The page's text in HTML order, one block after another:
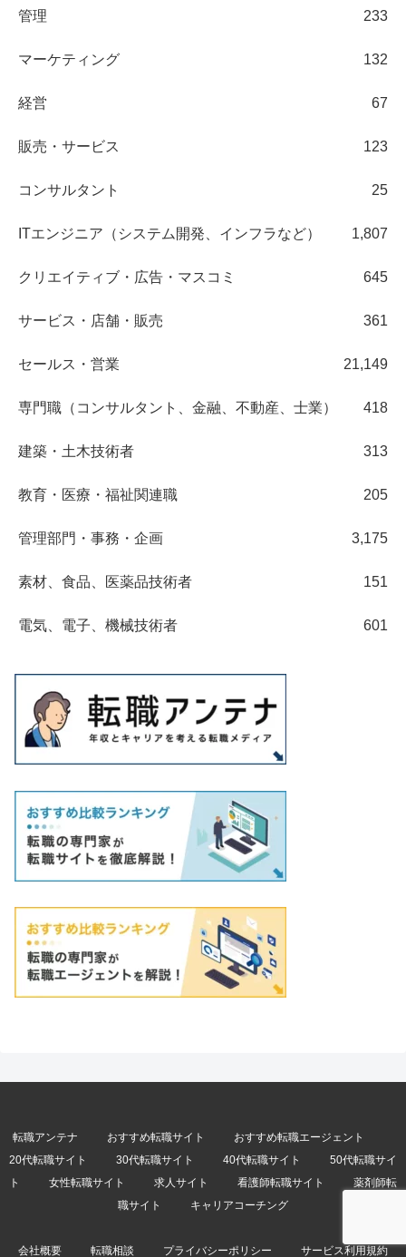
管理 233
マーケティング 132
経営 67
販売・サービス 123
コンサルタント 25
ITエンジニア（システム開発、インフラなど） 1,807
クリエイティブ・広告・マスコミ 645
サービス・店舗・販売 361
セールス・営業 21,149
専門職（コンサルタント、金融、不動産、士業） 418
建築・土木技術者 313
教育・医療・福祉関連職 205
管理部門・事務・企画 3,175
素材、食品、医薬品技術者 151
電気、電子、機械技術者 601
転職アンテナ おすすめ転職サイト
おすすめ転職エージェント
20代転職サイト
30代転職サイト 40代転職サイト
50代転職サイ
ト
女性転職サイト 求人サイト 看護師転職サイト
薬剤師転
職サイト
キャリアコーチング
会社概要 転職相談 プライバシーポリシー サービス利用規約